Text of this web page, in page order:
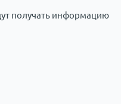
получать информацию